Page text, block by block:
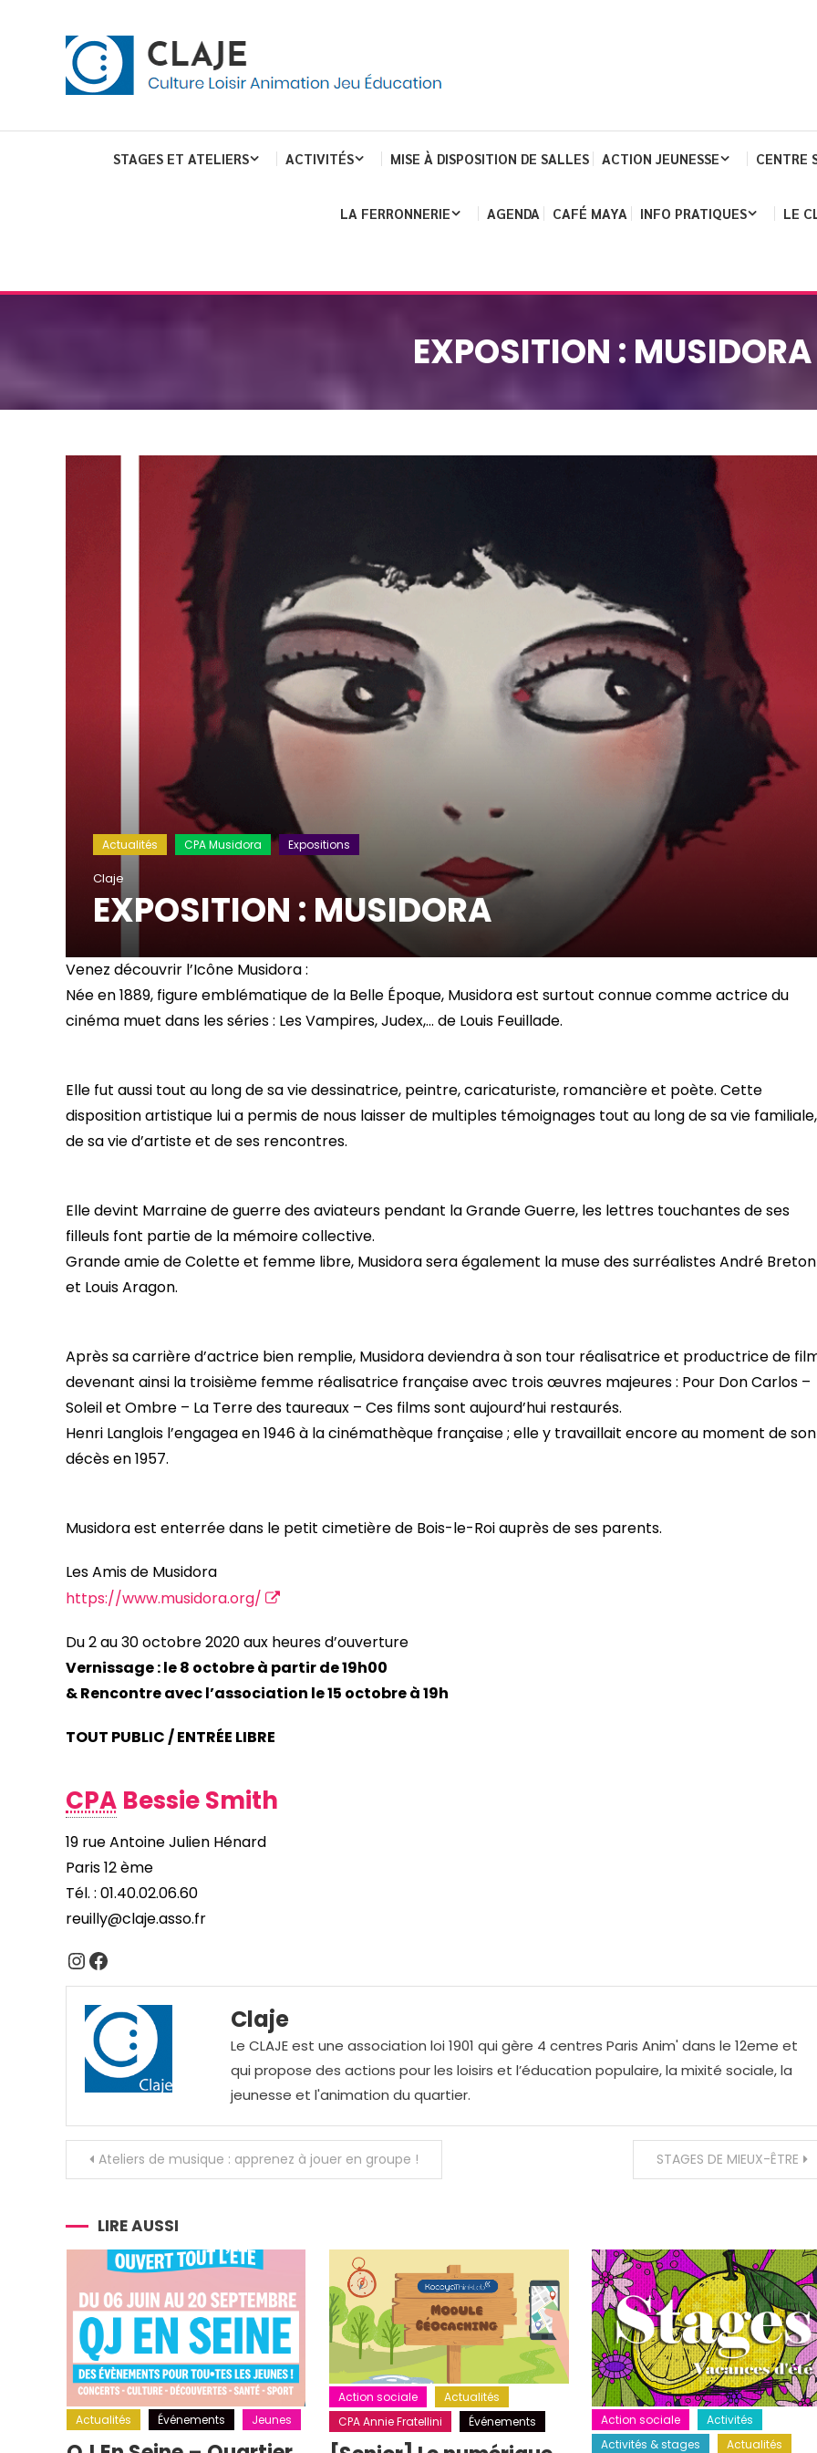
Claje
STAGES ET ATELIERS ACTIVITÉS MISE À DISPOSITION DE SALLES ACTION JEUNESSE CENTRE
LA FERRONNERIE AGENDA CAFÉ MAYA INFO PRATIQUES LE
EXPOSITION : MUSIDORA
Actualités CPA Musidora Expositions
Claje
EXPOSITION : MUSIDORA
Venez découvrir l’Icône Musidora :
Née en 1889, figure emblématique de la Belle Époque, Musidora est surtout connue comme actrice du
cinéma muet dans les séries : Les Vampires, Judex,… de Louis Feuillade.
Elle fut aussi tout au long de sa vie dessinatrice, peintre, caricaturiste, romancière et poète. Cette
disposition artistique lui a permis de nous laisser de multiples témoignages tout au long de sa vie familiale,
de sa vie d’artiste et de ses rencontres.
Elle devint Marraine de guerre des aviateurs pendant la Grande Guerre, les lettres touchantes de ses
filleuls font partie de la mémoire collective.
Grande amie de Colette et femme libre, Musidora sera également la muse des surréalistes André Breton
et Louis Aragon.
Après sa carrière d’actrice bien remplie, Musidora deviendra à son tour réalisatrice et productrice de
devenant ainsi la troisième femme réalisatrice française avec trois œuvres majeures : Pour Don Carlos –
Soleil et Ombre – La Terre des taureaux – Ces films sont aujourd’hui restaurés.
Henri Langlois l’engagea en 1946 à la cinémathèque française ; elle y travaillait encore au moment de son
décès en 1957.
Musidora est enterrée dans le petit cimetière de Bois-le-Roi auprès de ses parents.
Les Amis de Musidora
https://www.musidora.org/
Du 2 au 30 octobre 2020 aux heures d’ouverture
Vernissage : le 8 octobre à partir de 19h00
& Rencontre avec l’association le 15 octobre à 19h
TOUT PUBLIC / ENTRÉE LIBRE
CPA Bessie Smith
19 rue Antoine Julien Hénard
Paris 12 ème
Tél. : 01.40.02.06.60
reuilly@claje.asso.fr
Instagram
Facebook
Claje
Le CLAJE est une association loi 1901 qui gère 4 centres Paris Anim' dans le 12eme et
qui propose des actions pour les loisirs et l’éducation populaire, la mixité sociale, la
jeunesse et l'animation du quartier.
Navigation
de
l’article
Ateliers de musique : apprenez à jouer en groupe ! STAGES DE MIEUX-ÊTRE
LIRE AUSSI
Actualités Événements Jeunes
Action sociale
Actualités
CPA Annie Fratellini
Événements Action sociale
Activités
Activités & stages
Actualités